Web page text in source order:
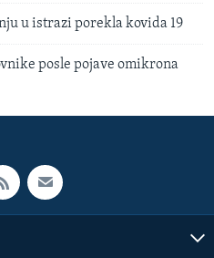
u istrazi porekla kovida 19
posle pojave omikrona